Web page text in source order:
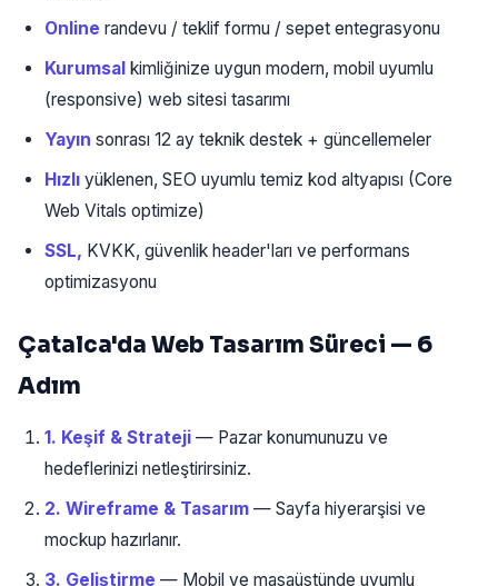
Online randevu / teklif formu / sepet entegrasyonu
Kurumsal kimliğinize uygun modern, mobil uyumlu
(responsive) web sitesi tasarımı
Yayın sonrası 12 ay teknik destek + güncellemeler
Hızlı yüklenen, SEO uyumlu temiz kod altyapısı (Core
Web Vitals optimize)
SSL, KVKK, güvenlik header'ları ve performans
optimizasyonu
Çatalca'da Web Tasarım Süreci — 6
Adım
1. Keşif & Strateji — Pazar konumunuzu ve
hedeflerinizi netleştirirsiniz.
2. Wireframe & Tasarım — Sayfa hiyerarşisi ve
mockup hazırlanır.
3. Geliştirme — Mobil ve masaüstünde uyumlu